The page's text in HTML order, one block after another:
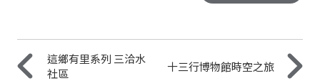
這鄉有里系列 三洽水
社區
十三行博物館時空之旅